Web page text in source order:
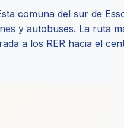
comuna del sur de
y autobuses. La ruta
a los RER hacia el